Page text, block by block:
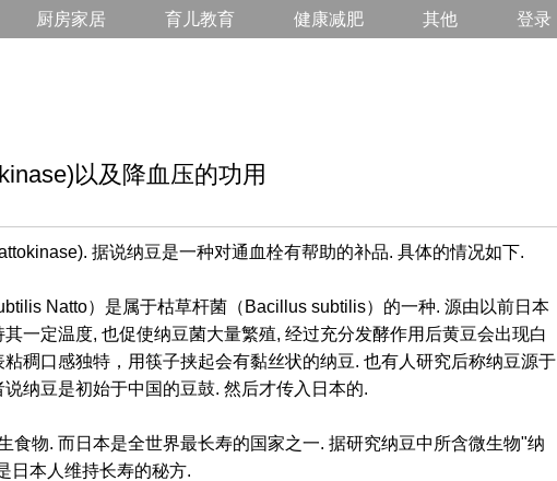
厨房家居 育儿教育 健康减肥 其他 登录
以及降血压的功用
据说纳豆是一种对通血栓有帮助的补品. 具体的情况如下.
Natto）是属于枯草杆菌（Bacillus subtilis）的一种. 源由以前日本
一定温度, 也促使纳豆菌大量繁殖, 经过充分发酵作用后黄豆会出现白
稠口感独特，用筷子挟起会有黏丝状的纳豆. 也有人研究后称纳豆源于
纳豆是初始于中国的豆鼓. 然后才传入日本的.
食物. 而日本是全世界最长寿的国家之一. 据研究纳豆中所含微生物"纳
日本人维持长寿的秘方.